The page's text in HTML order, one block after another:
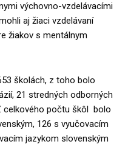
výchovno-vzdelávacími
aj žiaci vzdelávaní
žiakov s mentálnym
školách, z toho bolo
21 stredných odborných
celkového počtu škôl bolo
126 s vyučovacím
jazykom slovenským